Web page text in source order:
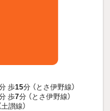
歩15分 （とさ伊野線）
歩7分 （とさ伊野線）
土讃線）